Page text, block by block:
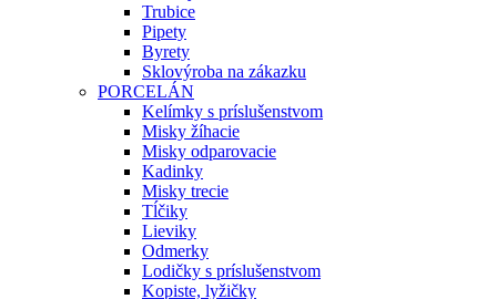
Trubice
Pipety
Byrety
Sklovýroba na zákazku
PORCELÁN
Kelímky s príslušenstvom
Misky žíhacie
Misky odparovacie
Kadinky
Misky trecie
Tĺčiky
Lieviky
Odmerky
Lodičky s príslušenstvom
Kopiste, lyžičky